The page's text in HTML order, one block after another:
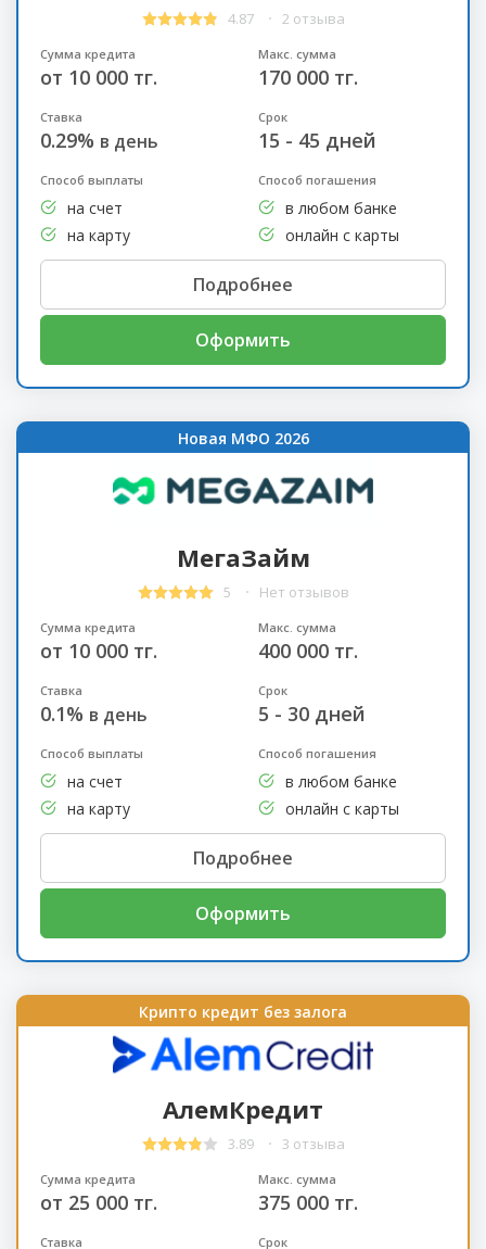
4.87 2 отзыва
Сумма кредита
от 10 000 тг.
Макс. сумма
170 000 тг.
Ставка
0.29% в день
Срок
15 - 45 дней
Способ выплаты
на счет
на карту
Способ погашения
в любом банке
онлайн с карты
Подробнее
Оформить
Новая МФО 2026
МегаЗайм
5 Нет отзывов
Сумма кредита
от 10 000 тг.
Макс. сумма
400 000 тг.
Ставка
0.1% в день
Срок
5 - 30 дней
Способ выплаты
на счет
на карту
Способ погашения
в любом банке
онлайн с карты
Подробнее
Оформить
Крипто кредит без залога
АлемКредит
3.89 3 отзыва
Сумма кредита
от 25 000 тг.
Макс. сумма
375 000 тг.
Ставка Срок